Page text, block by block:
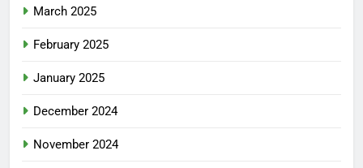
March 2025
February 2025
January 2025
December 2024
November 2024